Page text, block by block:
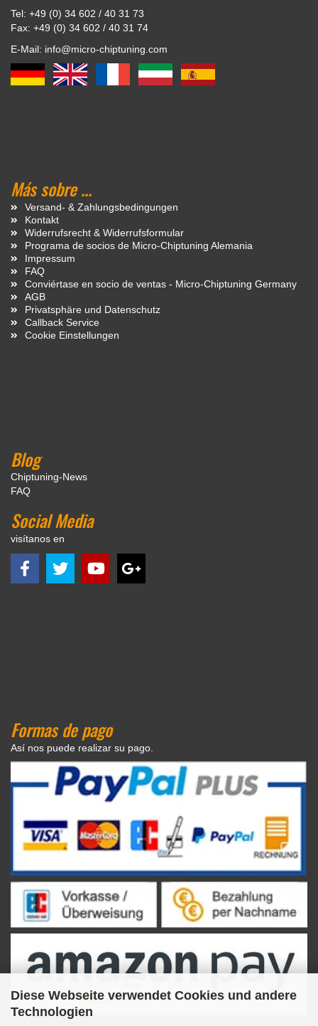
Diese Webseite verwendet Cookies und andere
Technologien
Tel: +49 (0) 34 602 / 40 31 73
Fax: +49 (0) 34 602 / 40 31 74
E-Mail: info@micro-chiptuning.com
Más sobre ...
Versand- & Zahlungsbedingungen
Kontakt
Widerrufsrecht & Widerrufsformular
Programa de socios de Micro-Chiptuning Alemania
Impressum
FAQ
Conviértase en socio de ventas - Micro-Chiptuning Germany
AGB
Privatsphäre und Datenschutz
Callback Service
Cookie Einstellungen
Blog
Chiptuning-News
FAQ
Social Media
visítanos en
Formas de pago
Así nos puede realizar su pago.